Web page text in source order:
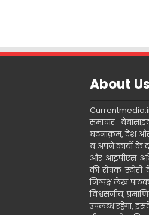
About Us
समाचार
घटनाक्रम, देश
व अपने कार्यो के
और आइपीएस
की रोचक
निष्पक्ष लेख
विश्वसनीय,
उपलब्ध रहेगा,